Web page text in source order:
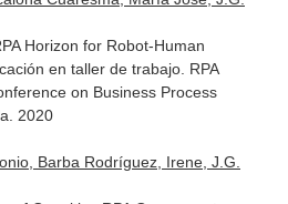
Horizon for Robot-Human
en taller de trabajo. RPA
on Business Process
2020
Barba Rodríguez, Irene, J.G.